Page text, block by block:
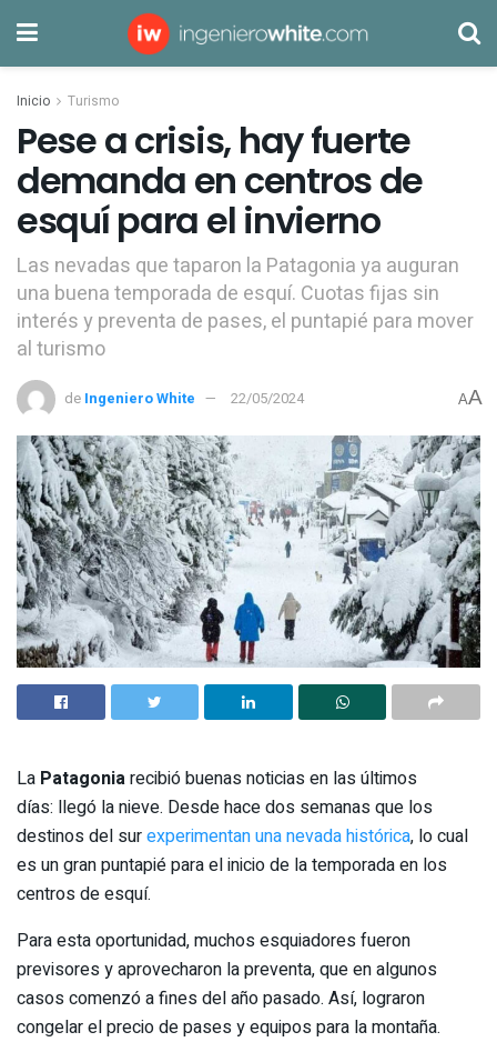
Inicio Turismo
Pese a crisis, hay fuerte
demanda en centros de
esquí para el invierno
Las nevadas que taparon la Patagonia ya auguran
una buena temporada de esquí. Cuotas fijas sin
interés y preventa de pases, el puntapié para mover
al turismo
de Ingeniero White 22/05/2024 AA
La Patagoniarecibió buenas noticias en las últimos
días: llegó la nieve. Desde hace dos semanas que los
destinos del surexperimentan una nevada histórica, lo cual
es un gran puntapié para el inicio de la temporada en los
centros de esquí.
Para esta oportunidad, muchos esquiadores fueron
previsores y aprovecharon la preventa, que en algunos
casos comenzó a fines del año pasado. Así, lograron
congelar el precio de pases y equipos para la montaña.